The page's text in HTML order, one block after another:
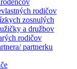
rodičov
zosnulých
a družbov
rodičov
partnerku